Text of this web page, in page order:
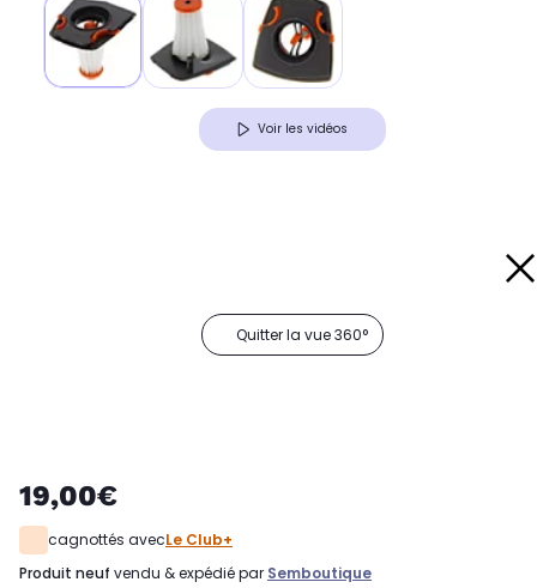
Voir les vidéos
Quitter la vue 360°
19,00€
cagnottés avecLe Club+
produit neuf vendu & expédié par Semboutique